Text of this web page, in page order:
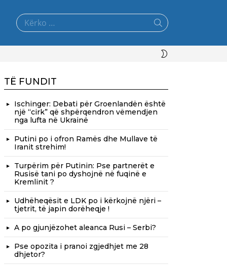
Search
for:
TË FUNDIT
Ischinger: Debati për Groenlandën është
një “cirk” që shpërqendron vëmendjen
nga lufta në Ukrainë
Putini po i ofron Ramës dhe Mullave të
Iranit strehim!
Turpërim për Putinin: Pse partnerët e
Rusisë tani po dyshojnë në fuqinë e
Kremlinit ?
Udhëheqësit e LDK po i kërkojnë njëri –
tjetrit, të japin dorëheqje !
A po gjunjëzohet aleanca Rusi – Serbi?
Pse opozita i pranoi zgjedhjet me 28
dhjetor?